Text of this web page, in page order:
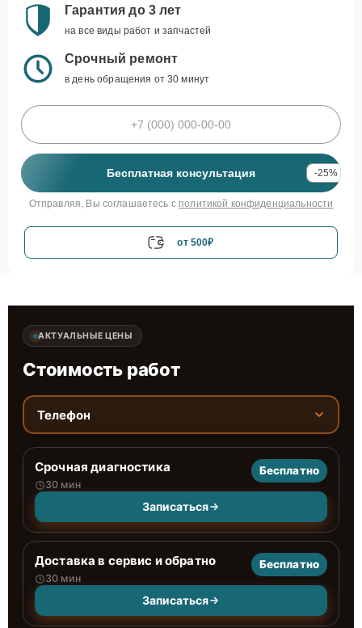
Гарантия до 3 лет
на все виды работ и запчастей
Срочный ремонт
в день обращения от 30 минут
Бесплатная консультация -25%
Отправляя, Вы соглашаетесь с политикой конфиденциальности
от 500₽
АКТУАЛЬНЫЕ ЦЕНЫ
Стоимость работ
Телефон
Срочная диагностика
30 мин
Бесплатно
Записаться
Доставка в сервис и обратно
30 мин
Бесплатно
Записаться